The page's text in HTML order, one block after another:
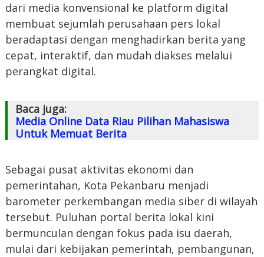
dari media konvensional ke platform digital
membuat sejumlah perusahaan pers lokal
beradaptasi dengan menghadirkan berita yang
cepat, interaktif, dan mudah diakses melalui
perangkat digital.
Baca juga:
Media Online Data Riau Pilihan Mahasiswa
Untuk Memuat Berita
Sebagai pusat aktivitas ekonomi dan
pemerintahan, Kota Pekanbaru menjadi
barometer perkembangan media siber di wilayah
tersebut. Puluhan portal berita lokal kini
bermunculan dengan fokus pada isu daerah,
mulai dari kebijakan pemerintah, pembangunan,